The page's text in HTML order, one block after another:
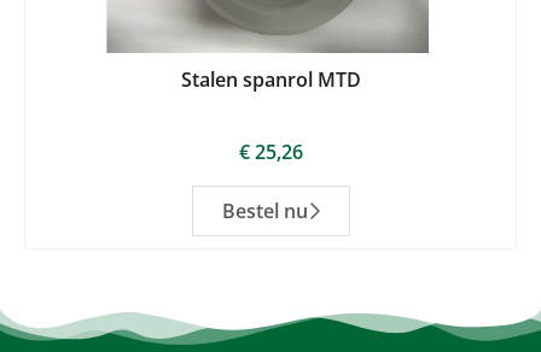
Stalen spanrol MTD
€25,26
Bestel nu